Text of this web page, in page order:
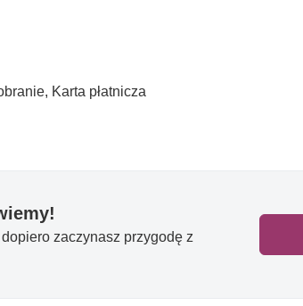
Karta płatnicza
zaczynasz przygodę z